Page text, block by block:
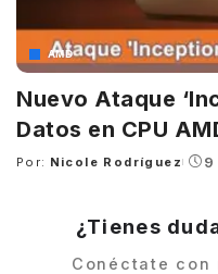
AMD
Nuevo Ataque
Datos en CPU
Posted
Por: Nicole Rodríguez
¿Tienes
Conéctate con